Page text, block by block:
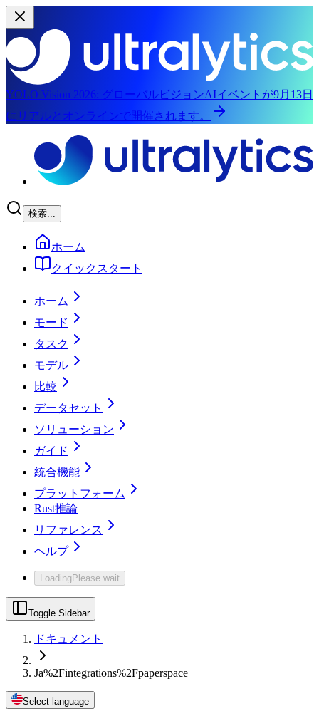
YOLO Vision 2026: グローバルビジョンAIイベントが9月13日
にリアルとオンラインで開催されます。
検索...
ホーム
クイックスタート
ホーム
モード
タスク
モデル
比較
データセット
ソリューション
ガイド
統合機能
プラットフォーム
Rust推論
リファレンス
ヘルプ
LoadingPlease wait
Toggle Sidebar
ドキュメント
Ja%2Fintegrations%2Fpaperspace
Select language